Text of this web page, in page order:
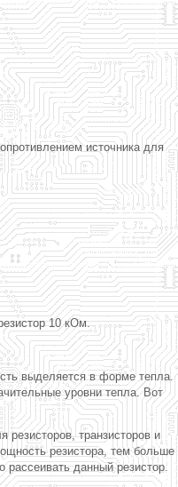
источника для
10 кОм.
выделяется в форме тепла.
уровни тепла. Вот
транзисторов и
резистора, тем больше
данный резистор.